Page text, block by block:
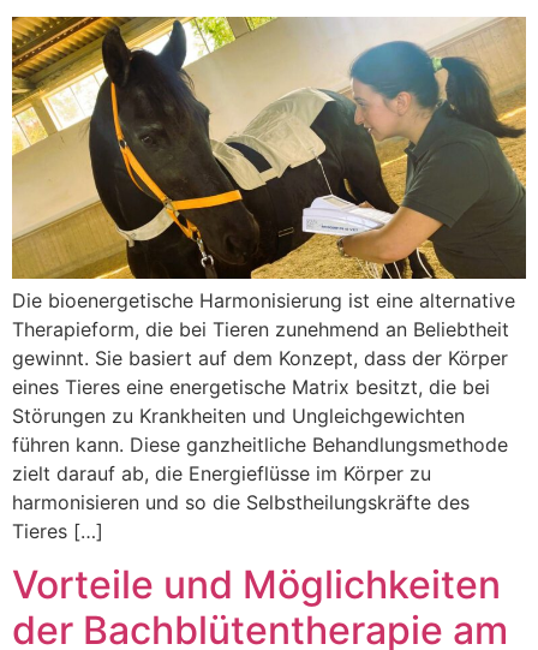
Die bioenergetische Harmonisierung ist eine alternative
Therapieform, die bei Tieren zunehmend an Beliebtheit
gewinnt. Sie basiert auf dem Konzept, dass der Körper
eines Tieres eine energetische Matrix besitzt, die bei
Störungen zu Krankheiten und Ungleichgewichten
führen kann. Diese ganzheitliche Behandlungsmethode
zielt darauf ab, die Energieflüsse im Körper zu
harmonisieren und so die Selbstheilungskräfte des
Tieres […]
Vorteile und Möglichkeiten
der Bachblütentherapie am